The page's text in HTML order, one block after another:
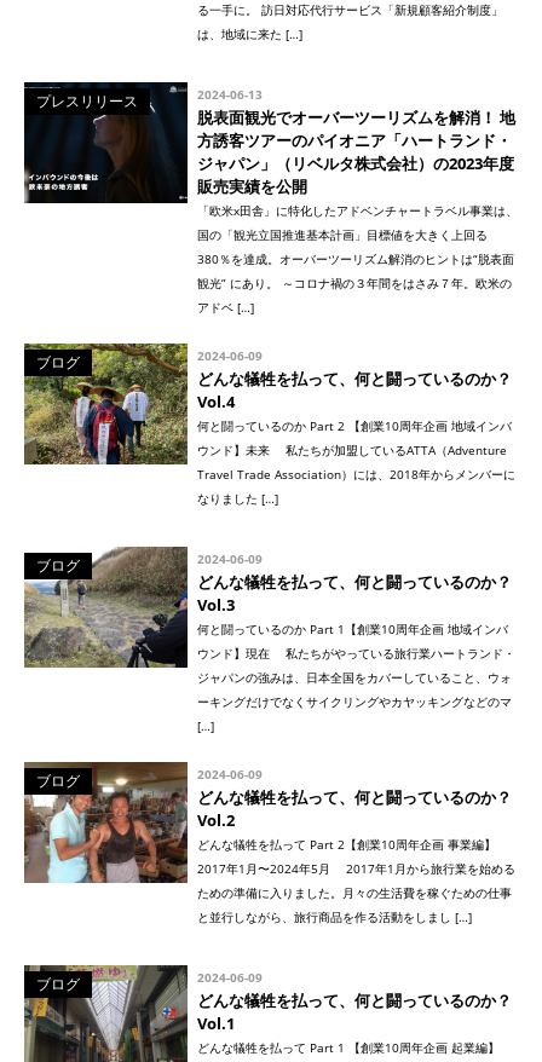
る一手に。 訪日対応代行サービス「新規顧客紹介制度」
は、地域に来た […]
プレスリリース 2024-06-13
脱表面観光でオーバーツーリズムを解消！ 地
方誘客ツアーのパイオニア「ハートランド・
ジャパン」（リベルタ株式会社）の2023年度
販売実績を公開
「欧米x田舎」に特化したアドベンチャートラベル事業は、
国の「観光立国推進基本計画」目標値を大きく上回る
380％を達成。オーバーツーリズム解消のヒントは“脱表面
観光” にあり。 ～コロナ禍の３年間をはさみ７年。欧米の
アドベ […]
ブログ 2024-06-09
どんな犠牲を払って、何と闘っているのか？
Vol.4
何と闘っているのか Part 2 【創業10周年企画 地域インバ
ウンド】未来 私たちが加盟しているATTA（Adventure
Travel Trade Association）には、2018年からメンバーに
なりました […]
ブログ 2024-06-09
どんな犠牲を払って、何と闘っているのか？
Vol.3
何と闘っているのか Part 1【創業10周年企画 地域インバ
ウンド】現在 私たちがやっている旅行業ハートランド・
ジャパンの強みは、日本全国をカバーしていること、ウォ
ーキングだけでなくサイクリングやカヤッキングなどのマ
[…]
ブログ 2024-06-09
どんな犠牲を払って、何と闘っているのか？
Vol.2
どんな犠牲を払って Part 2【創業10周年企画 事業編】
2017年1月〜2024年5月 2017年1月から旅行業を始める
ための準備に入りました。月々の生活費を稼ぐための仕事
と並行しながら、旅行商品を作る活動をしまし […]
ブログ 2024-06-09
どんな犠牲を払って、何と闘っているのか？
Vol.1
どんな犠牲を払って Part 1 【創業10周年企画 起業編】